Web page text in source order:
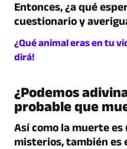
Entonces, ¿a qué
cuestionario y
¿Qué animal eras en tu
dirá!
¿Podemos
probable que
Así como la muerte es
misterios, también es